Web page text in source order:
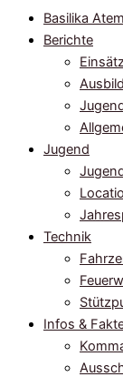
Basilika
Berichte
Jugend
Technik
Infos &